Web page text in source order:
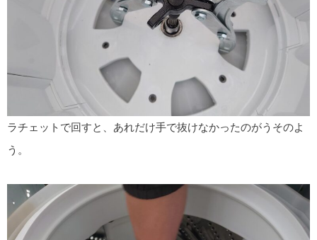
ラチェットで回すと、あれだけ手で抜けなかったのがうそのよ
う。